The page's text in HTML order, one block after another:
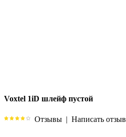
Voxtel 1iD шлейф пустой
Отзывы | Написать отзыв